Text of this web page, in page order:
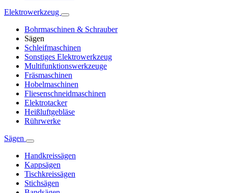
Elektrowerkzeug
Bohrmaschinen & Schrauber
Sägen
Schleifmaschinen
Sonstiges Elektrowerkzeug
Multifunktionswerkzeuge
Fräsmaschinen
Hobelmaschinen
Fliesenschneidmaschinen
Elektrotacker
Heißluftgebläse
Rührwerke
Sägen
Handkreissägen
Kappsägen
Tischkreissägen
Stichsägen